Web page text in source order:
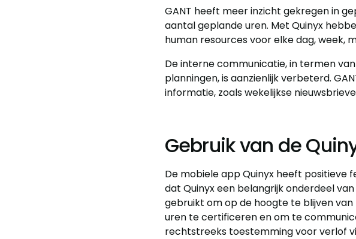
GANT heeft meer inzicht gekregen in
aantal geplande uren. Met Quinyx
human resources voor elke dag, week,
De interne communicatie, in termen
planningen, is aanzienlijk verbeterd.
informatie, zoals wekelijkse
Gebruik van de
De mobiele app Quinyx heeft positieve
dat Quinyx een belangrijk onderdeel
gebruikt om op de hoogte te blijven
uren te certificeren en om te
rechtstreeks toestemming voor verlof